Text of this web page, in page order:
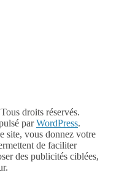
droits réservés.
parWordPress.
site, vous donnez votre
de faciliter
des publicités ciblées,